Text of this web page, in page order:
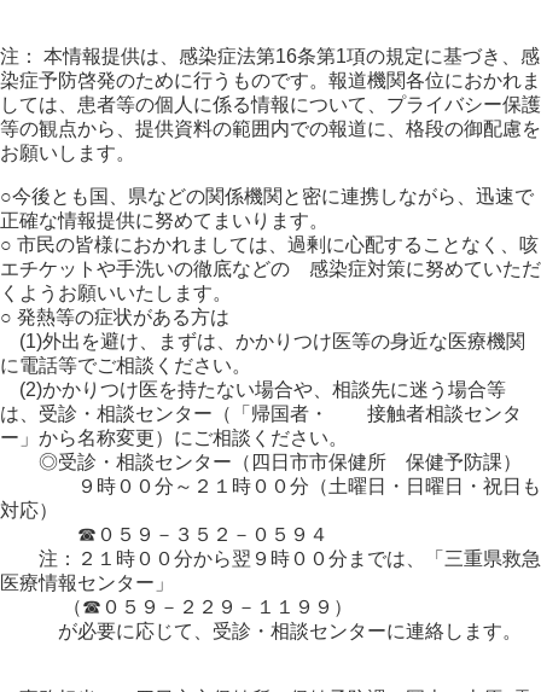
注： 本情報提供は、感染症法第16条第1項の規定に基づき、感
染症予防啓発のために行うものです。報道機関各位におかれま
しては、患者等の個人に係る情報について、プライバシー保護
等の観点から、提供資料の範囲内での報道に、格段の御配慮を
お願いします。
○今後とも国、県などの関係機関と密に連携しながら、迅速で
正確な情報提供に努めてまいります。
○ 市民の皆様におかれましては、過剰に心配することなく、咳
エチケットや手洗いの徹底などの 感染症対策に努めていただ
くようお願いいたします。
○ 発熱等の症状がある方は
(1)外出を避け、まずは、かかりつけ医等の身近な医療機関
に電話等でご相談ください。
(2)かかりつけ医を持たない場合や、相談先に迷う場合等
は、受診・相談センター（「帰国者・ 接触者相談センタ
ー」から名称変更）にご相談ください。
◎受診・相談センター（四日市市保健所 保健予防課）
９時００分～２１時００分（土曜日・日曜日・祝日も
対応）
☎０５９－３５２－０５９４
注：２１時００分から翌９時００分までは、「三重県救急
医療情報センター」
（☎０５９－２２９－１１９９）
が必要に応じて、受診・相談センターに連絡します。